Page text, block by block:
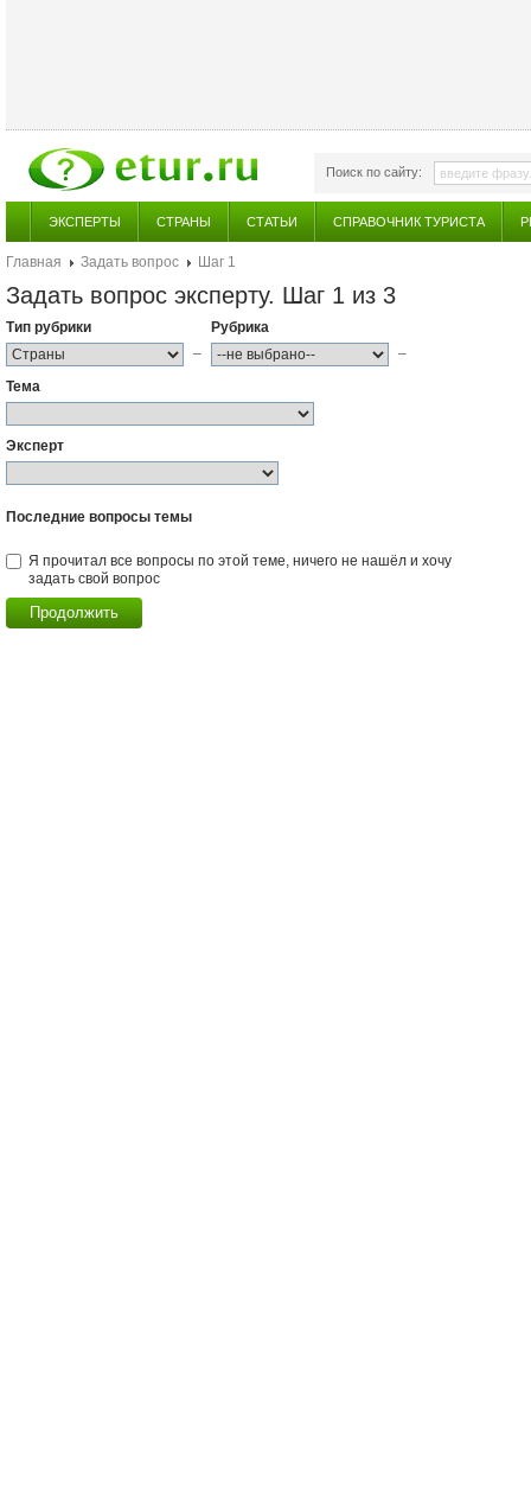
Поиск по сайту:
ЭКСПЕРТЫ СТРАНЫ СТАТЬИ СПРАВОЧНИК ТУРИСТА
Главная Задать вопрос Шаг 1
Задать вопрос эксперту. Шаг 1 из 3
Тип рубрики
–
Рубрика
–
Тема
Эксперт
Последние вопросы темы
Я прочитал все вопросы по этой теме, ничего не нашёл и хочу
задать свой вопрос
Продолжить